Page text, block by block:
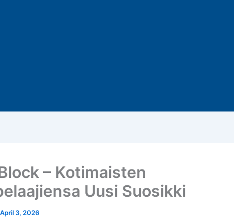
– Kotimaisten
Uusi Suosikki
April 3, 2026